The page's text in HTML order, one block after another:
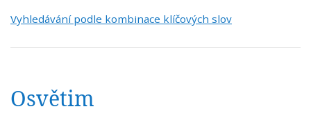
Vyhledávání podle kombinace klíčových slov
Osvětim